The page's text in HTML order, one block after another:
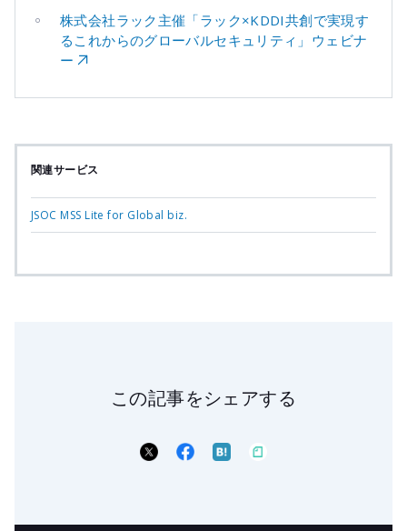
株式会社ラック主催「ラック×KDDI共創で実現す
るこれからのグローバルセキュリティ」ウェビナ
ー
関連サービス
JSOC MSS Lite for Global biz.
この記事をシェアする